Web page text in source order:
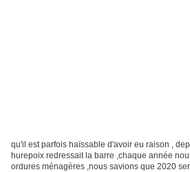
qu'il est parfois haïssable d'avoir eu raison ,
hurepoix redressait la barre ,chaque année
ordures ménagères ,nous savions que 2020